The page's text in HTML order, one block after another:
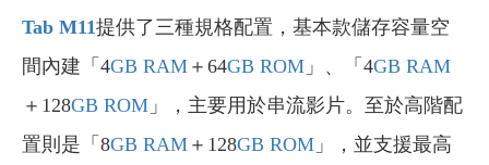
Tab M11提供了三種規格配置，基本款儲存容量空
間內建「4GB RAM ＋64GB ROM 」、「4GB RAM
＋128GB ROM 」，主要用於串流影片。至於高階配
置則是「8GB RAM ＋128GB ROM 」，並支援最高